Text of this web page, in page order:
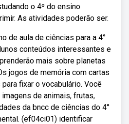
o 4º do ensino
As atividades poderão ser.
de aula de ciências para a 4°
conteúdos interessantes e
mais sobre planetas
jogos de memória com cartas
fixar o vocabulário. Você
de animais, frutas,
da bncc de ciências do 4°
(ef04ci01) identificar